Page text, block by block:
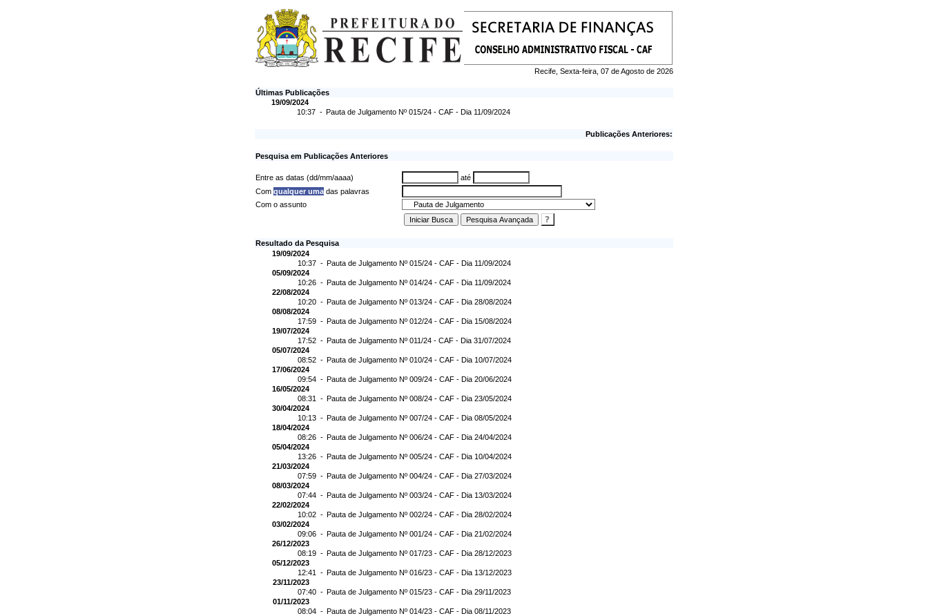
Recife, Sexta-feira, 07 de Agosto de 2026
Últimas Publicações
19/09/2024
10:37 - Pauta de Julgamento Nº 015/24 - CAF - Dia 11/09/2024
Publicações Anteriores:
Pesquisa em Publicações Anteriores
Entre as datas (dd/mm/aaaa)
até
Com qualquer uma das palavras
Com o assunto
Resultado da Pesquisa
19/09/2024
10:37 - Pauta de Julgamento Nº 015/24 - CAF - Dia 11/09/2024
05/09/2024
10:26 - Pauta de Julgamento Nº 014/24 - CAF - Dia 11/09/2024
22/08/2024
10:20 - Pauta de Julgamento Nº 013/24 - CAF - Dia 28/08/2024
08/08/2024
17:59 - Pauta de Julgamento Nº 012/24 - CAF - Dia 15/08/2024
19/07/2024
17:52 - Pauta de Julgamento Nº 011/24 - CAF - Dia 31/07/2024
05/07/2024
08:52 - Pauta de Julgamento Nº 010/24 - CAF - Dia 10/07/2024
17/06/2024
09:54 - Pauta de Julgamento Nº 009/24 - CAF - Dia 20/06/2024
16/05/2024
08:31 - Pauta de Julgamento Nº 008/24 - CAF - Dia 23/05/2024
30/04/2024
10:13 - Pauta de Julgamento Nº 007/24 - CAF - Dia 08/05/2024
18/04/2024
08:26 - Pauta de Julgamento Nº 006/24 - CAF - Dia 24/04/2024
05/04/2024
13:26 - Pauta de Julgamento Nº 005/24 - CAF - Dia 10/04/2024
21/03/2024
07:59 - Pauta de Julgamento Nº 004/24 - CAF - Dia 27/03/2024
08/03/2024
07:44 - Pauta de Julgamento Nº 003/24 - CAF - Dia 13/03/2024
22/02/2024
10:02 - Pauta de Julgamento Nº 002/24 - CAF - Dia 28/02/2024
03/02/2024
09:06 - Pauta de Julgamento Nº 001/24 - CAF - Dia 21/02/2024
26/12/2023
08:19 - Pauta de Julgamento Nº 017/23 - CAF - Dia 28/12/2023
05/12/2023
12:41 - Pauta de Julgamento Nº 016/23 - CAF - Dia 13/12/2023
23/11/2023
07:40 - Pauta de Julgamento Nº 015/23 - CAF - Dia 29/11/2023
01/11/2023
08:04 - Pauta de Julgamento Nº 014/23 - CAF - Dia 08/11/2023